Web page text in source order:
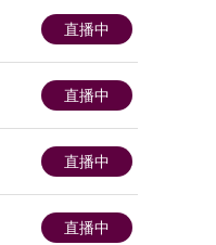
直播中
直播中
直播中
直播中